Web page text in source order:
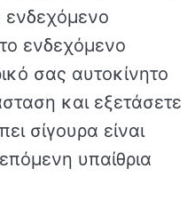
ενδεχόμενο
ενδεχόμενο
σας αυτοκίνητο
και εξετάσετε
σίγουρα είναι
υπαίθρια